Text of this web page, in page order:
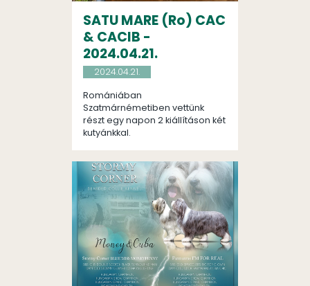
SATU MARE (Ro) CAC
& CACIB -
2024.04.21.
2024.04.21.
Romániában
Szatmárnémetiben vettünk
részt egy napon 2 kiállításon két
kutyánkkal.